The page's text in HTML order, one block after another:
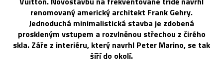
renomovaný americký architekt Frank Gehry.
Jednoduchá minimalistická stavba je zdobená
proskleným vstupem a rozvlněnou střechou z čirého
skla. Záře z interiéru, který navrhl Peter Marino, se tak
šíří do okolí.